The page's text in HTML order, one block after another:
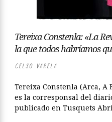
Tereixa Constenla: «La
la que todos habríamos
CELSO VARELA
Tereixa Constenla (Arca, A
es la corresponsal del
publicado en Tusquets